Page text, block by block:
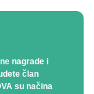
nagrade i
član
su načina